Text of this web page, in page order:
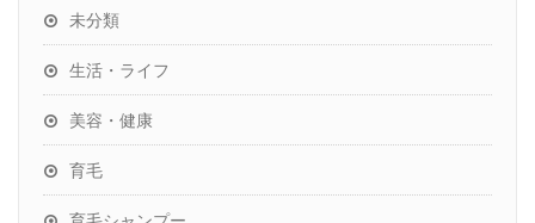
未分類
生活・ライフ
美容・健康
育毛